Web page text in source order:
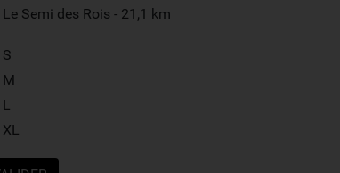
Le Semi des Rois - 21,1 km
S
M
L
XL